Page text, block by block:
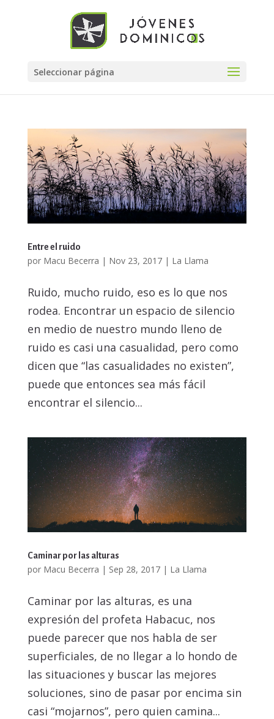
Seleccionar página
Entre el ruido
por Macu Becerra | Nov 23, 2017| La Llama
Ruido, mucho ruido, eso es lo que nos
rodea. Encontrar un espacio de silencio
en medio de nuestro mundo lleno de
ruido es casi una casualidad, pero como
dicen que “las casualidades no existen”,
puede que entonces sea más fácil
encontrar el silencio...
Caminar por las alturas
por Macu Becerra | Sep 28, 2017| La Llama
Caminar por las alturas, es una
expresión del profeta Habacuc, nos
puede parecer que nos habla de ser
superficiales, de no llegar a lo hondo de
las situaciones y buscar las mejores
soluciones, sino de pasar por encima sin
casi “mojarnos”, pero quien camina...